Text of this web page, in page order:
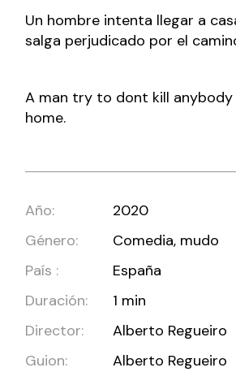
Un hombre intenta llegar a
salga perjudicado por el
A man try to dont kill
home.
Año:
2020
Género:
Comedia, mudo
País :
España
Duración:
1 min
Director:
Alberto Regueiro
Guion:
Alberto Regueiro